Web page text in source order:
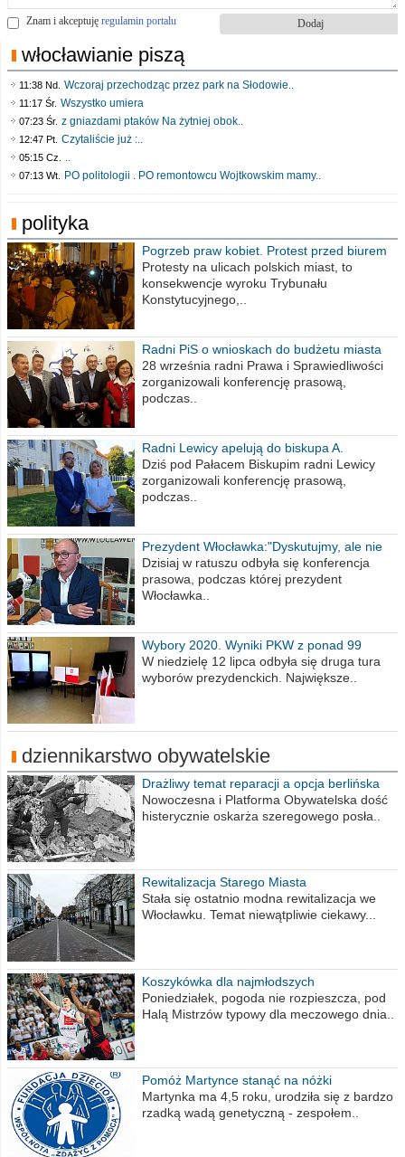
Znam i akceptuję regulamin portalu
włocławianie piszą
11:38 Nd. Wczoraj przechodząc przez park na Słodowie..
11:17 Śr. Wszystko umiera
07:23 Śr. z gniazdami ptaków Na żytniej obok..
12:47 Pt. Czytaliście już :..
05:15 Cz. ..
07:13 Wt. PO politologii . PO remontowcu Wojtkowskim mamy..
polityka
Pogrzeb praw kobiet. Protest przed biurem
poselskim PiS
Protesty na ulicach polskich miast, to
konsekwencje wyroku Trybunału
Konstytucyjnego,..
Radni PiS o wnioskach do budżetu miasta
na 2021 rok
28 września radni Prawa i Sprawiedliwości
zorganizowali konferencję prasową,
podczas..
Radni Lewicy apelują do biskupa A.
Wiesława Meringa
Dziś pod Pałacem Biskupim radni Lewicy
zorganizowali konferencję prasową,
podczas..
Prezydent Włocławka:"Dyskutujmy, ale nie
obrażajmy się”
Dzisiaj w ratuszu odbyła się konferencja
prasowa, podczas której prezydent
Włocławka..
Wybory 2020. Wyniki PKW z ponad 99
procent obwodów
W niedzielę 12 lipca odbyła się druga tura
wyborów prezydenckich. Największe..
dziennikarstwo obywatelskie
Drażliwy temat reparacji a opcja berlińska
Nowoczesna i Platforma Obywatelska dość
histerycznie oskarża szeregowego posła..
Rewitalizacja Starego Miasta
Stała się ostatnio modna rewitalizacja we
Włocławku. Temat niewątpliwie ciekawy...
Koszykówka dla najmłodszych
Poniedziałek, pogoda nie rozpieszcza, pod
Halą Mistrzów typowy dla meczowego dnia..
Pomóż Martynce stanąć na nóżki
Martynka ma 4,5 roku, urodziła się z bardzo
rzadką wadą genetyczną - zespołem..